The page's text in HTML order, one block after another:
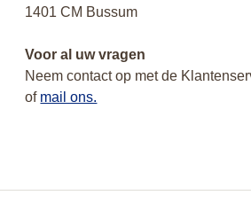
1401 CM Bussum
Voor al uw vragen
Neem contact op met de
of mail ons.